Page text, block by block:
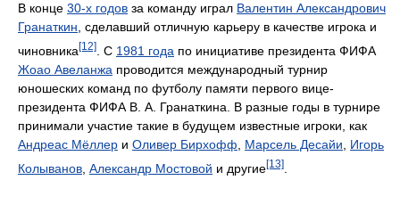
В конце 30-х годов за команду играл Валентин Александрович
Гранаткин, сделавший отличную карьеру в качестве игрока и
чиновника [12] . С 1981 года по инициативе президента ФИФА
Жоао Авеланжа проводится международный турнир
юношеских команд по футболу памяти первого вице-
президента ФИФА В. А. Гранаткина. В разные годы в турнире
принимали участие такие в будущем известные игроки, как
Андреас Мёллер и Оливер Бирхофф Марсель Десайи
Игорь
Колыванов Александр Мостовой и другие[13]